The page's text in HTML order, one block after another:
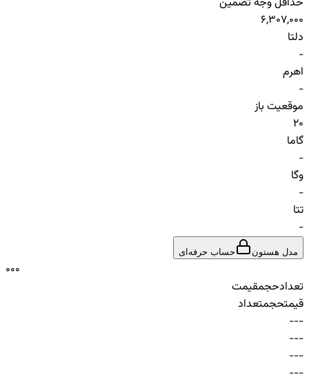
6,307,000
دلتا
-
اهرم
-
موقعیت باز
20
گاما
-
وگا
-
تتا
-
مدل هستون حساب حرفه‌ای
000
تعدادحجمقیمت
قیمتحجمتعداد
-
-
-
-
-
-
-
-
-
-
-
-